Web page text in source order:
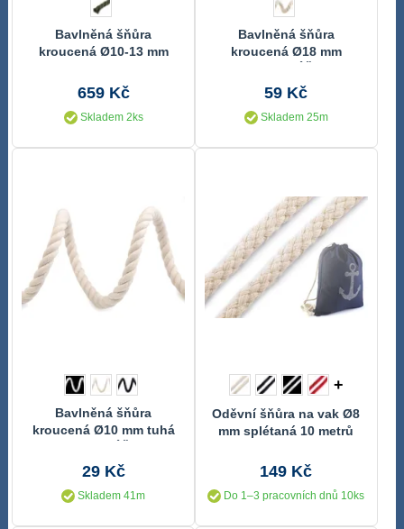
Bavlněná šňůra
kroucená Ø10-13 mm
659 Kč
Skladem 2ks
Bavlněná šňůra
kroucená Ø18 mm
59 Kč
Skladem 25m
Bavlněná šňůra
kroucená Ø10 mm tuhá
29 Kč
Skladem 41m
+
Oděvní šňůra na vak Ø8
mm splétaná 10 metrů
149 Kč
Do 1–3 pracovních dnů 10ks